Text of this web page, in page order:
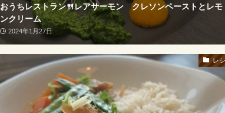
おうちレストラン🍴レアサーモン クレソンペーストとレモ
ンクリーム
2024年1月27日
レ